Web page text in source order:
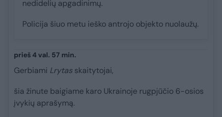
nedidelių apgadinimų.
Policija šiuo metu ieško antrojo objekto nuolaužų.
prieš 4 val. 57 min.
Gerbiami Lrytas skaitytojai,
šia žinute baigiame karo Ukrainoje rugpjūčio 6-osios
įvykių aprašymą.